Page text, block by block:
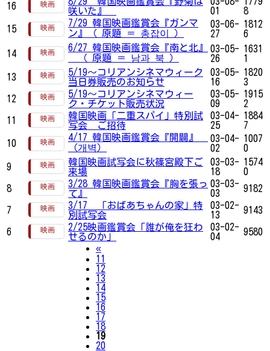
16
咲いた』
01
8
15
7/29 韓国映画鑑賞会『ガンマ
ン』（ 原題 ＝ 총잡이 ）
03-06-
27
1812
6
14
6/27 韓国映画鑑賞会『南と北』
（ 原題 ＝ 남과 북 ）
03-05-
26
1631
1
13
5/19～コリアンシネマウィーク
当日券販売のお知らせ
03-05-
16
1820
3
12
5/19～コリアンシネマウィー
ク・チケット販売状況
03-05-
09
1915
2
11
韓国映画「二重スパイ」特別試
写会 ご招待
03-04-
25
1884
7
10
4/17 韓国映画鑑賞会『開闢』
（개벽）
03-04-
02
1007
0
9
韓国映画試写会に秋篠宮殿下ご
来場
03-03-
18
1574
0
8
3/28 韓国映画鑑賞会『胸を張っ
て』
03-03-
03
9182
7
3/17 「おばあちゃんの家」特
別試写会
03-02-
13
9143
6
2/25映画鑑賞会「誰が俺を狂わ
せるのか」
03-02-
04
9580
«Previous
11
12
13
14
15
16
17
18
19
20